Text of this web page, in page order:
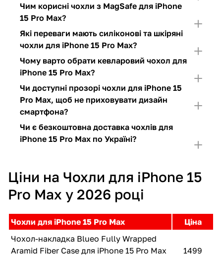
Чим корисні чохли з MagSafe для iPhone
15 Pro Max?
Які переваги мають силіконові та шкіряні
чохли для iPhone 15 Pro Max?
Чому варто обрати кевларовий чохол для
iPhone 15 Pro Max?
Чи доступні прозорі чохли для iPhone 15
Pro Max, щоб не приховувати дизайн
смартфона?
Чи є безкоштовна доставка чохлів для
iPhone 15 Pro Max по Україні?
Ціни на Чохли для iPhone 15
Pro Max у 2026 році
Чохли для iPhone 15 Pro Max
Ціна
Чохол-накладка Blueo Fully Wrapped
Aramid Fiber Case для iPhone 15 Pro Max
1499